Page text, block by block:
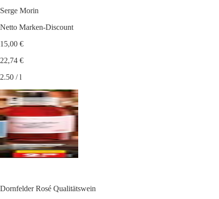
Serge Morin
Netto Marken-Discount
15,00 €
22,74 €
2.50 / l
Dornfelder Rosé Qualitätswein